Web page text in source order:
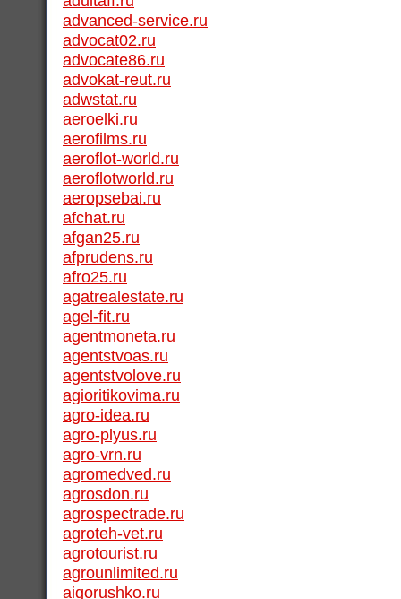
advanced-service.ru
advocat02.ru
advocate86.ru
advokat-reut.ru
adwstat.ru
aeroelki.ru
aerofilms.ru
aeroflot-world.ru
aeroflotworld.ru
aeropsebai.ru
afchat.ru
afgan25.ru
afprudens.ru
afro25.ru
agatrealestate.ru
agel-fit.ru
agentmoneta.ru
agentstvoas.ru
agentstvolove.ru
agioritikovima.ru
agro-idea.ru
agro-plyus.ru
agro-vrn.ru
agromedved.ru
agrosdon.ru
agrospectrade.ru
agroteh-vet.ru
agrotourist.ru
agrounlimited.ru
aigorushko.ru